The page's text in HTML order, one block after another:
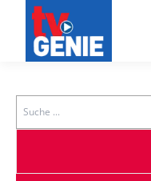
Search